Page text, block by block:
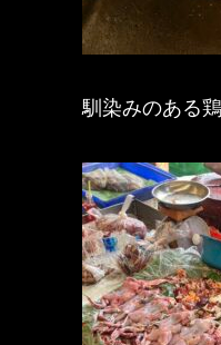
馴染みのある